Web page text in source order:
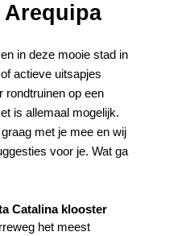
in deze mooie stad in
actieve uitsapjes
rondtruinen op een
is allemaal mogelijk.
met je mee en wij
voor je. Wat ga
Catalina klooster
het meest